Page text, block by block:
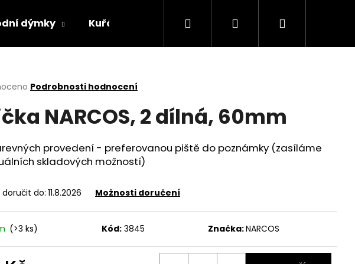
dýmky Kuřácké potřeby Žvýkací tabák
Hledat PřihlášeníNákupní
Podrobnosti hodnocení
NARCOS, 2 dílná, 60mm
provedení - preferovanou piště do poznámky (zasíláme
skladových možností)
do: 11.8.2026 Možnosti doručení
(>3 ks) Kód: 3845 Značka:NARCOS
Následující